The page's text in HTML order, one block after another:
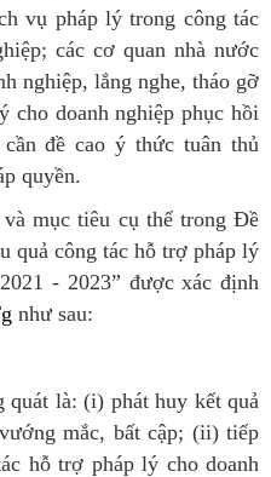
vụ pháp lý trong công tác
các cơ quan nhà nước
nghiệp, lắng nghe, tháo gỡ
cho doanh nghiệp phục hồi
đề cao ý thức tuân thủ
quyền.
mục tiêu cụ thể trong Đề
quả công tác hỗ trợ pháp lý
- 2023” được xác định
như sau:
là: (i) phát huy kết quả
mắc, bất cập; (ii) tiếp
hỗ trợ pháp lý cho doanh